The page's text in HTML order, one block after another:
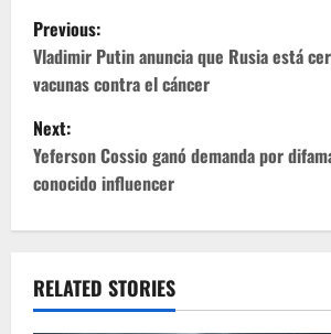
P
o
s
t
n
v
Previous:
Vladimir Putin anuncia que Rusia está
vacunas contra el cáncer
Next:
Yeferson Cossio ganó demanda por
conocido influencer
RELATED STORIES